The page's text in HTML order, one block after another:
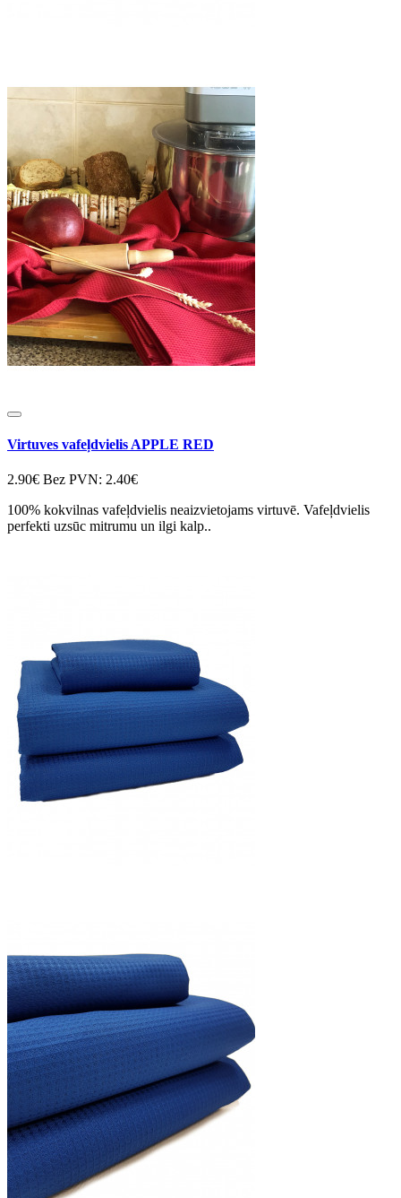
Virtuves vafeļdvielis APPLE RED
2.90€ Bez PVN: 2.40€
100% kokvilnas vafeļdvielis neaizvietojams virtuvē. Vafeļdvielis
perfekti uzsūc mitrumu un ilgi kalp..